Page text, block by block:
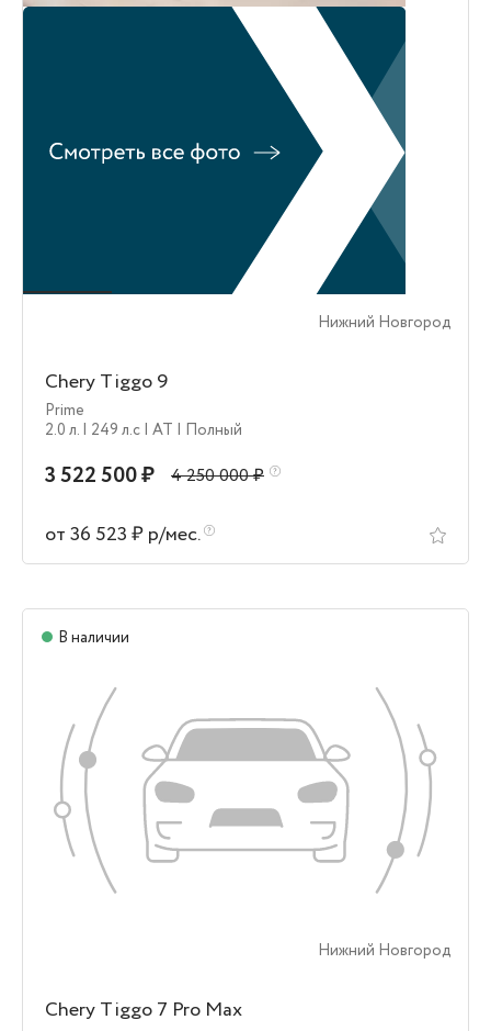
Нижний Новгород
Chery Tiggo 9
Prime
2.0 л. | 249 л.c | AT | Полный
3 522 500 ₽ 4 250 000 ₽
от 36 523 ₽ р/мес.
В наличии
Нижний Новгород
Chery Tiggo 7 Pro Max